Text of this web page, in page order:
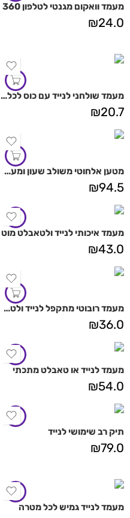
מעמד וואקום מגנטי לטלפון 360
₪24.0
מעמד שולחני לנייד עם כוס לכלי כתיבה
₪20.7
מטען אלחוטי משולב שעון ומעמד לנייד קלוקי
₪94.5
מעמד איכותי לנייד ולטאבלט מוט
₪43.0
מעמד רובוטי מתקפל לנייד ולטאבלט
₪36.0
מעמד לנייד או טאבלט מתכתי
₪54.0
תיק רב שימושי לנייד
₪79.0
מעמד לנייד גמיש לכל מטרה